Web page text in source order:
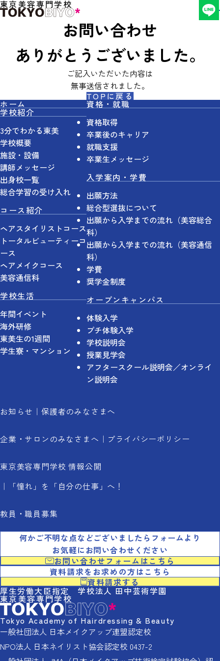
東京美容専門学校
お問い合わせ
ありがとうございました。
ご記入いただいた内容は
無事送信されました。
TOPに戻る
ホーム
学校紹介
3分でわかる東美
学校概要
施設・設備
講師メッセージ
出身校一覧
総合学習の受け入れ
コース紹介
ヘアスタイリストコース
トータルビューティーコ
ース
ヘアメイクコース
美容通信科
学校生活
年間イベント
海外研修
東美生の1週間
学生寮・マンション
資格・就職
資格取得
卒業後のキャリア
就職支援
卒業生メッセージ
入学案内・学費
出願方法
総合型選抜について
出願から入学までの流れ（美容総合
科）
出願から入学までの流れ（美容通信
科）
学費
奨学金制度
オープンキャンパス
体験入学
プチ体験入学
学校説明会
授業見学会
アフタースクール説明会／オンライ
ン説明会
お知らせ 保護者のみなさまへ
企業・サロンのみなさまへ プライバシーポリシー
東京美容専門学校 情報公開
「憧れ」を「自分の仕事」へ！
教員・職員募集
何かご不明な点などございましたらフォームより
お気軽にお問い合わせください
お問い合わせフォームはこちら
資料請求をお求めの方はこちら
資料請求する
厚生労働大臣指定 学校法人 田中芸術学園
東京美容専門学校
Tokyo Academy of Hairdressing & Beauty
一般社団法人 日本メイクアップ連盟認定校
NPO法人 日本ネイリスト協会認定校 0437-2